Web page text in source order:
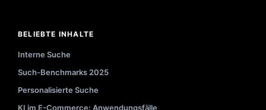
BELIEBTE INHALTE
Interne Suche
Such-Benchmarks 2025
Personalisierte Suche
KI im E-Commerce: Anwendungsfälle